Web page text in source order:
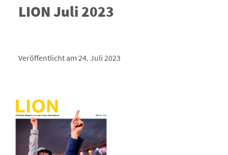
LION Juli 2023
Veröffentlicht am 24. Juli 2023